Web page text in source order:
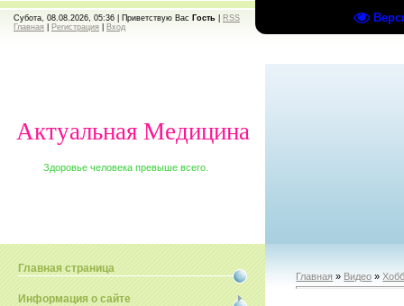
Субота, 08.08.2026, 05:36 | Приветствую Вас Гость
RSS
Главная
Регистрация Вход
Актуальная Медицина
Здоровье человека превыше всего.
Главная страница
Информация о сайте
Главная » Видео »